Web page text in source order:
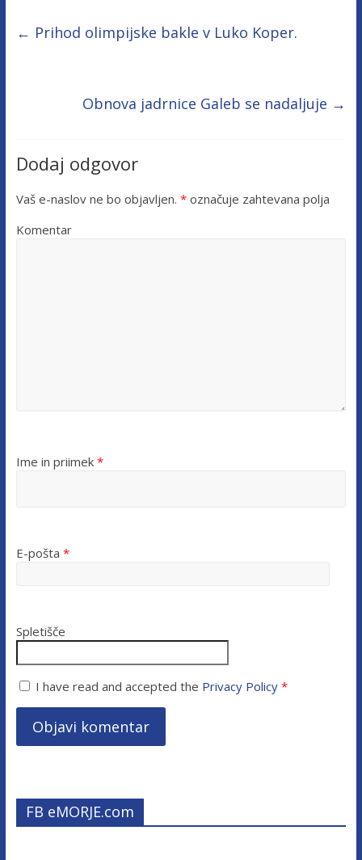
← Prihod olimpijske bakle v Luko Koper.
Obnova jadrnice Galeb se nadaljuje →
Dodaj odgovor
Vaš e-naslov ne bo objavljen. *označuje zahtevana polja
Komentar
Ime in priimek *
E-pošta *
Spletišče
I have read and accepted the Privacy Policy*
FB eMORJE.com